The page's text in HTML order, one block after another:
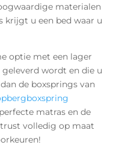
materialen
krijgt u een bed waar u
optie met een lager
wordt en die u
de boxsprings van
matras en de
volledig op maat